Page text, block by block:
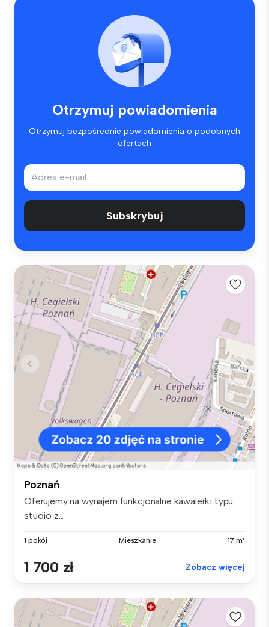
Otrzymuj powiadomienia
Otrzymuj bezpośrednie powiadomienia o podobnych
ofertach
Subskrybuj
Poznań
Oferujemy na wynajem funkcjonalne kawalerki typu
studio z...
1 pokój Mieszkanie 17 m²
1 700 zł Zobacz więcej